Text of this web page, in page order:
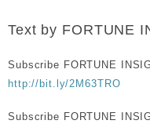
Text by FORTUNE
Subscribe FORTUNE
http://bit.ly/2M63TRO
Subscribe FORTUNE